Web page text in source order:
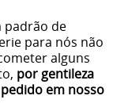
padrão de
para nós não
alguns
por gentileza
em nosso